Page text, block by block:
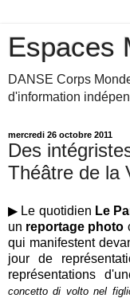
Espaces
DANSE Corps
d'information
mercredi 26 octobre 2011
Des
Théâtre de la
▶ Le quotidien Le
un reportage photo
qui manifestent
jour de
représentations
concetto di volto nel